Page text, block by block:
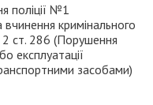
поліції №1
кримінального
ст. 286 (Порушення
експлуатації
засобами)